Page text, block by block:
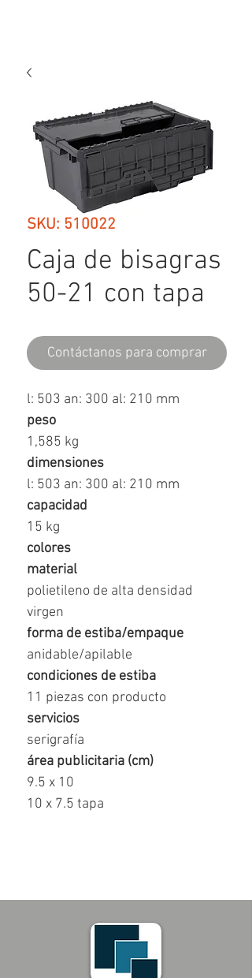
SKU: 510022
Caja de bisagras
50-21 con tapa
Contáctanos para comprar
l: 503 an: 300 al: 210 mm
peso
1,585 kg
dimensiones
l: 503 an: 300 al: 210 mm
capacidad
15 kg
colores
material
polietileno de alta densidad
virgen
forma de estiba/empaque
anidable/apilable
condiciones de estiba
11 piezas con producto
servicios
serigrafía
área publicitaria (cm)
9.5 x 10
10 x 7.5 tapa